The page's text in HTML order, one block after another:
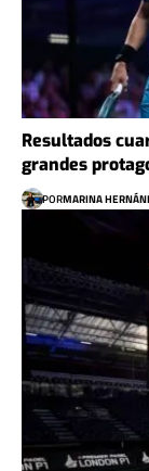
Resultados
grandes
PORMARINA